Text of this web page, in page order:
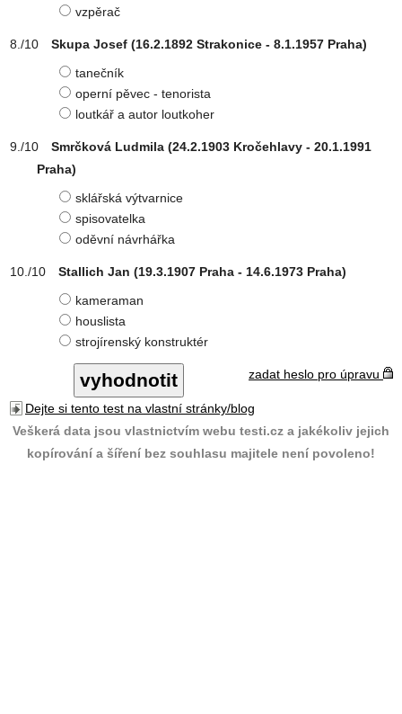
vzpěrač
Skupa Josef (16.2.1892 Strakonice - 8.1.1957 Praha)
tanečník
operní pěvec - tenorista
loutkář a autor loutkoher
Smrčková Ludmila (24.2.1903 Kročehlavy - 20.1.1991
Praha)
sklářská výtvarnice
spisovatelka
oděvní návrhářka
Stallich Jan (19.3.1907 Praha - 14.6.1973 Praha)
kameraman
houslista
strojírenský konstruktér
zadat heslo pro úpravu
Dejte si tento test na vlastní stránky/blog
Veškerá data jsou vlastnictvím webu testi.cz a jakékoliv jejich
kopírování a šíření bez souhlasu majitele není povoleno!